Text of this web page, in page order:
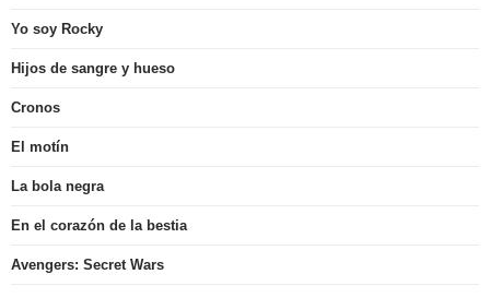
Yo soy Rocky
Hijos de sangre y hueso
Cronos
El motín
La bola negra
En el corazón de la bestia
Avengers: Secret Wars